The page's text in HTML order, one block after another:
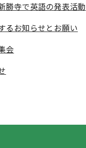
寺で英語の発表活動
るお知らせとお願い
会